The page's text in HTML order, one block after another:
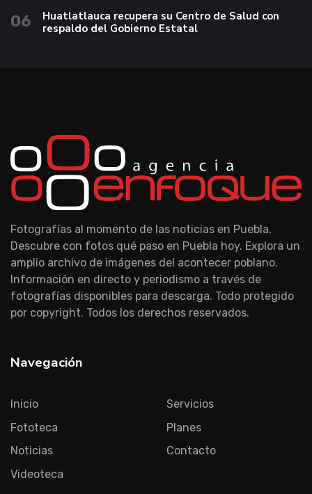
06
Huatlatlauca recupera su Centro de Salud con
respaldo del Gobierno Estatal
Fotografías al momento de las noticias en Puebla.
Descubre con fotos qué paso en Puebla hoy. Explora un
amplio archivo de imágenes del acontecer poblano.
Información en directo y periodismo a través de
fotografías disponibles para descarga. Todo protegido
por copyright. Todos los derechos reservados.
Navegación
Inicio
Fototeca
Noticias
Videoteca
Servicios
Planes
Contacto